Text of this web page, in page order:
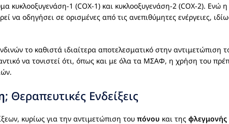
κυκλοοξυγενάση-1 (COX-1) και κυκλοοξυγενάση-2 (COX-2). Ενώ
οδηγήσει σε ορισμένες από τις ανεπιθύμητες ενέργειες,
το καθιστά ιδιαίτερα αποτελεσματικό στην
να τονιστεί ότι, όπως και με όλα τα ΜΣΑΦ, η χρήση του
; Θεραπευτικές Ενδείξεις
κυρίως για την αντιμετώπιση του πόνου και της φλεγμονής